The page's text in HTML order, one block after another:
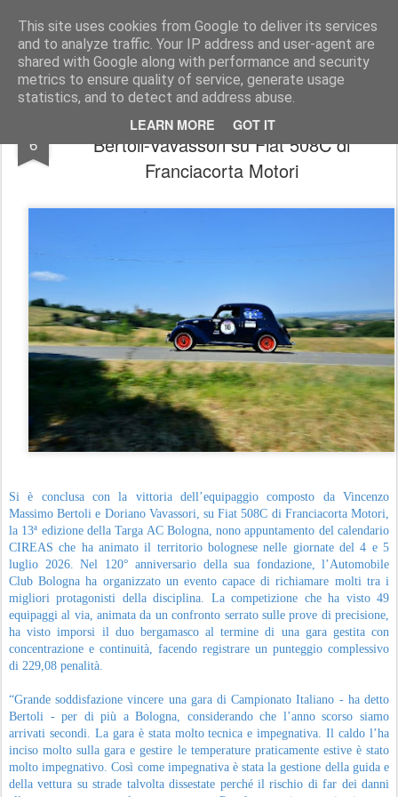
This site uses cookies from Google to deliver its services
and to analyze traffic. Your IP address and user-agent are
shared with Google along with performance and security
metrics to ensure quality of service, generate usage
statistics, and to detect and address abuse.
LEARN MORE GOT IT
AutoMotoCorse. Motorsport Random News 280912
6
CIREAS - La 13ª Targa AC Bologna a
Bertoli-Vavassori su Fiat 508C di
Franciacorta Motori
Si è conclusa con la vittoria dell’equipaggio composto da Vincenzo
Massimo Bertoli e Doriano Vavassori, su Fiat 508C di Franciacorta Motori,
la 13ª edizione della Targa AC Bologna, nono appuntamento del calendario
CIREAS che ha animato il territorio bolognese nelle giornate del 4 e 5
luglio 2026. Nel 120° anniversario della sua fondazione, l’Automobile
Club Bologna ha organizzato un evento capace di richiamare molti tra i
migliori protagonisti della disciplina. La competizione che ha visto 49
equipaggi al via, animata da un confronto serrato sulle prove di precisione,
ha visto imporsi il duo bergamasco al termine di una gara gestita con
concentrazione e continuità, facendo registrare un punteggio complessivo
di 229,08 penalità.
“Grande soddisfazione vincere una gara di Campionato Italiano - ha detto
Bertoli - per di più a Bologna, considerando che l’anno scorso siamo
arrivati secondi. La gara è stata molto tecnica e impegnativa. Il caldo l’ha
inciso molto sulla gara e gestire le temperature praticamente estive è stato
molto impegnativo. Così come impegnativa è stata la gestione della guida e
della vettura su strade talvolta dissestate perché il rischio di far dei danni